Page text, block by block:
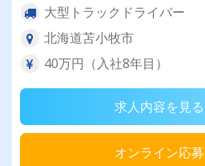
大型トラックドライバー
北海道苫小牧市
40万円（入社8年目）
求人内容を見る
オンライン応募